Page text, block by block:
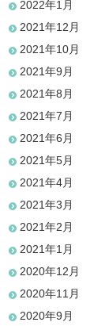
2022年1月
2021年12月
2021年10月
2021年9月
2021年8月
2021年7月
2021年6月
2021年5月
2021年4月
2021年3月
2021年2月
2021年1月
2020年12月
2020年11月
2020年9月